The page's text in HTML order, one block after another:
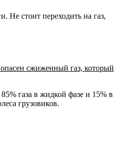
Не стоит переходить на газ,
сжиженный газ, который
газа в жидкой фазе и 15% в
грузовиков.